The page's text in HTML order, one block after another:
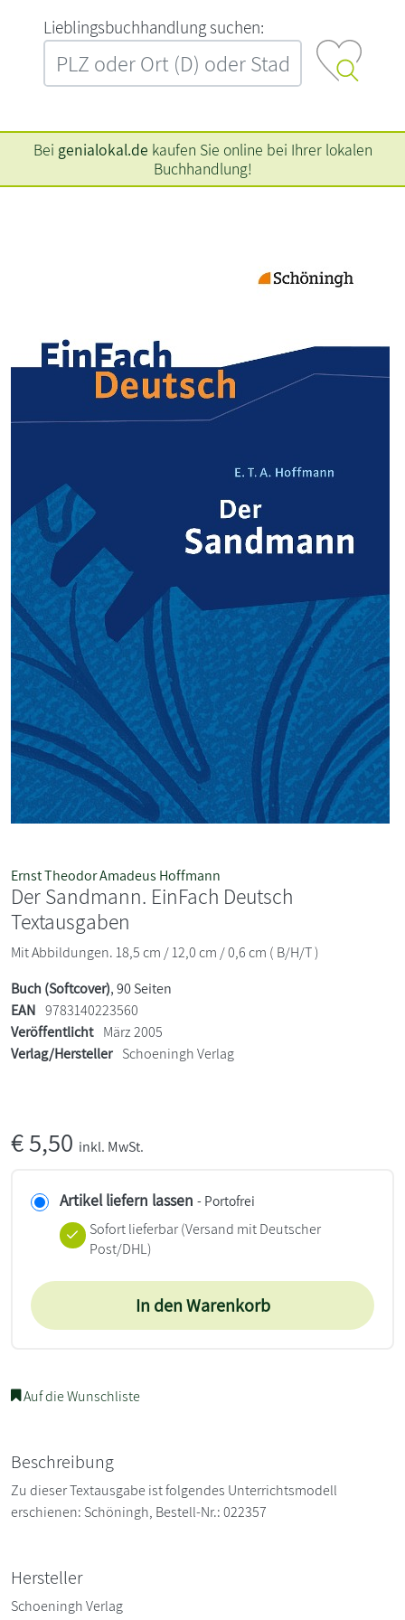
L‍i‍e‍b‍l‍i‍n‍g‍s‍b‍u‍c‍h‍h‍a‍n‍d‍l‍u‍n‍g‍ ‍s‍u‍c‍h‍e‍n‍:‍
Bei genialokal.de kaufen Sie online bei Ihrer lokalen
Buchhandlung!
Ernst Theodor Amadeus Hoffmann
Der Sandmann. EinFach Deutsch
Textausgaben
Mit Abbildungen. 18,5 cm / 12,0 cm / 0,6 cm ( B/H/T )
Buch (Softcover), 90 Seiten
EAN 9783140223560
Veröffentlicht März 2005
Verlag/Hersteller Schoeningh Verlag
€5,50 inkl. MwSt.
Artikel liefern lassen - Portofrei
Sofort lieferbar(Versand mit Deutscher
Post/DHL)
In den Warenkorb
Auf die Wunschliste
Beschreibung
Zu dieser Textausgabe ist folgendes Unterrichtsmodell
erschienen: Schöningh, Bestell-Nr.: 022357
Hersteller
Schoeningh Verlag